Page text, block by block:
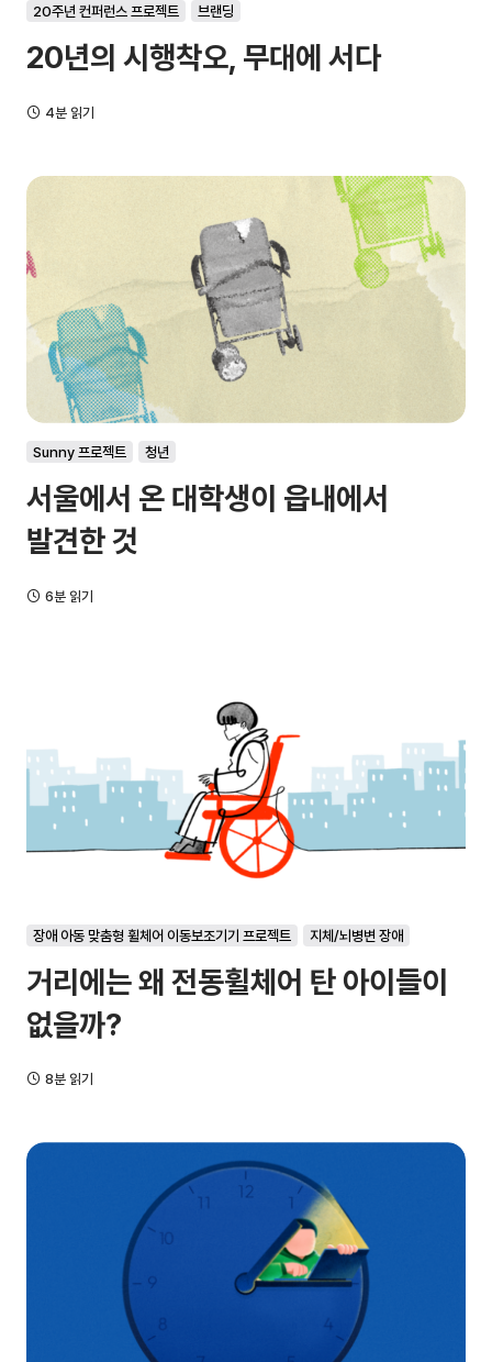
20주년 컨퍼런스 프로젝트 브랜딩
20년의 시행착오, 무대에 서다
4분 읽기
Sunny 프로젝트 청년
서울에서 온 대학생이 읍내에서
발견한 것
6분 읽기
장애 아동 맞춤형 휠체어 이동보조기기 프로젝트 지체/뇌병변 장애
거리에는 왜 전동휠체어 탄 아이들이
없을까?
8분 읽기